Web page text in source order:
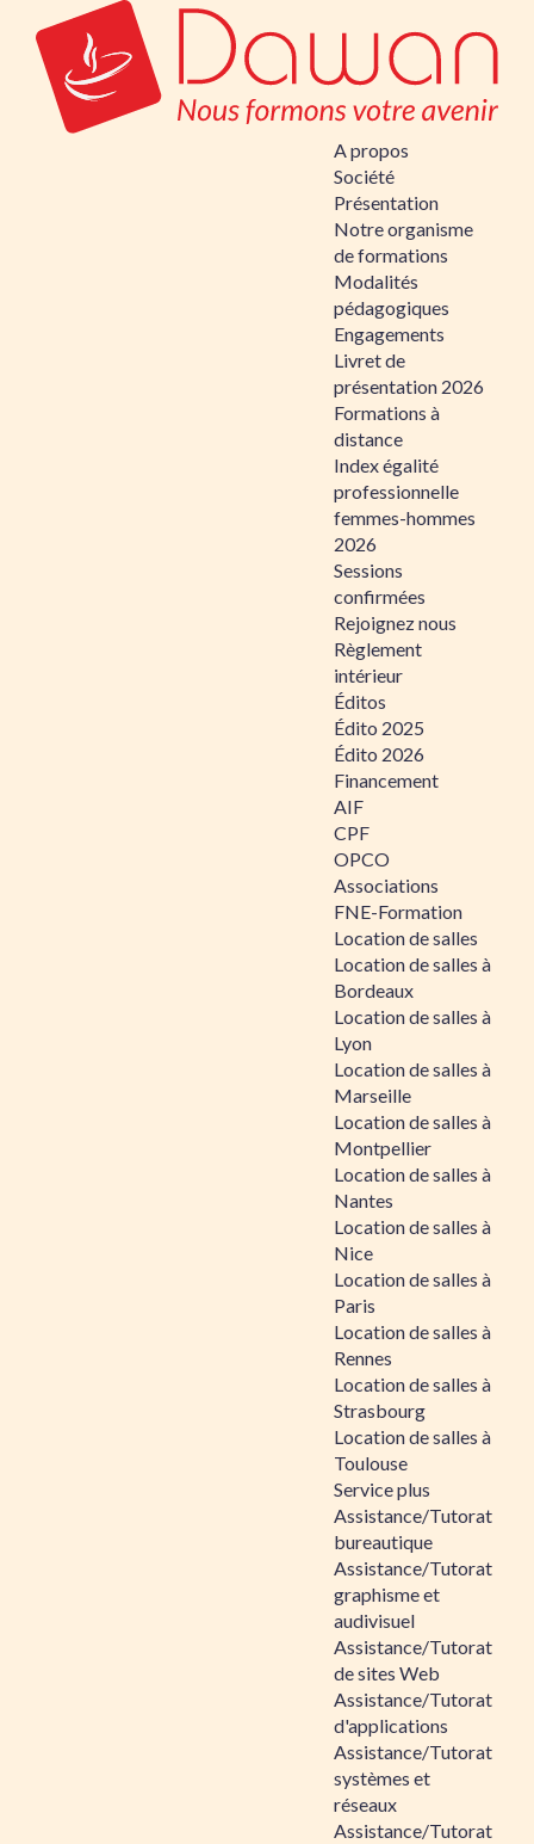
A propos
Société
Présentation
Notre organisme
de formations
Modalités
pédagogiques
Engagements
Livret de
présentation 2026
Formations à
distance
Index égalité
professionnelle
femmes-hommes
2026
Sessions
confirmées
Rejoignez nous
Règlement
intérieur
Éditos
Édito 2025
Édito 2026
Financement
AIF
CPF
OPCO
Associations
FNE-Formation
Location de salles
Location de salles à
Bordeaux
Location de salles à
Lyon
Location de salles à
Marseille
Location de salles à
Montpellier
Location de salles à
Nantes
Location de salles à
Nice
Location de salles à
Paris
Location de salles à
Rennes
Location de salles à
Strasbourg
Location de salles à
Toulouse
Service plus
Assistance/Tutorat
bureautique
Assistance/Tutorat
graphisme et
audivisuel
Assistance/Tutorat
de sites Web
Assistance/Tutorat
d'applications
Assistance/Tutorat
systèmes et
réseaux
Assistance/Tutorat